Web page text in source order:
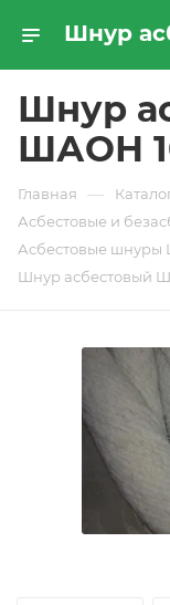
Шнур
ШАОН
Главная —
Асбестовые и
Асбеcтовые
Шнур асбестовый